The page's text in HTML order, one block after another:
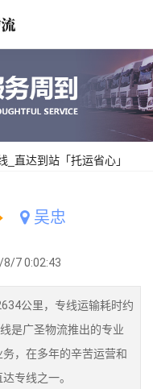
_直达到站「托运省心」
吴忠
7 0:02:43
公里，专线运输耗时约
是广圣物流推出的专业
，在多年的辛苦运营和
专线之一。